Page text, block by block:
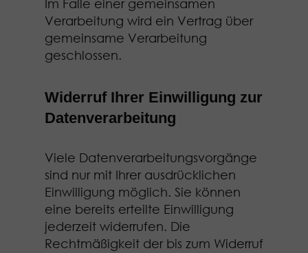
Im Falle einer gemeinsamen
Verarbeitung wird ein Vertrag über
gemeinsame Verarbeitung
geschlossen.
Widerruf Ihrer Einwilligung zur
Datenverarbeitung
Viele Datenverarbeitungsvorgänge
sind nur mit Ihrer ausdrücklichen
Einwilligung möglich. Sie können
eine bereits erteilte Einwilligung
jederzeit widerrufen. Die
Rechtmäßigkeit der bis zum Widerruf